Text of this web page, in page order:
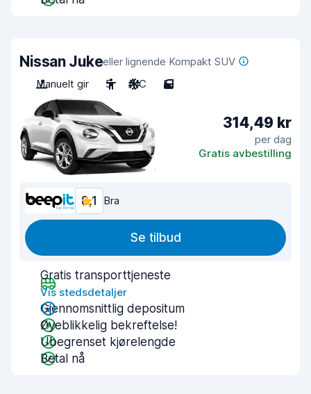
Nissan Jukeeller lignende Kompakt SUV
Manuelt gir
5 A/C 5
314,49 kr
per dag
Gratis avbestilling
8,1 Bra
Se tilbud
Gratis transporttjeneste
Vis stedsdetaljer
Gjennomsnittlig depositum
Øyeblikkelig bekreftelse!
Ubegrenset kjørelengde
Betal nå